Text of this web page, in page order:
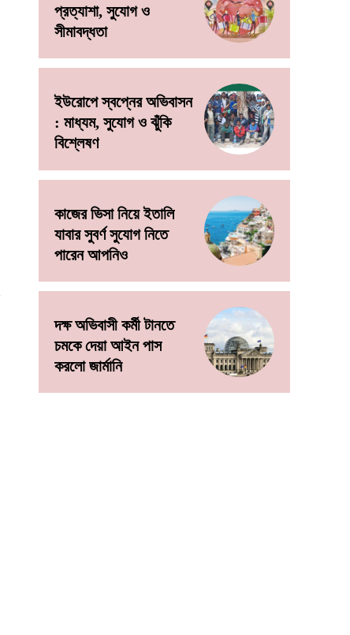
প্রত্যাশা, সুযোগ ও
সীমাবদ্ধতা
ইউরোপে স্বপ্নের অভিবাসন
: মাধ্যম, সুযোগ ও ঝুঁকি
বিশ্লেষণ
কাজের ভিসা নিয়ে ইতালি
যাবার সুবর্ণ সুযোগ নিতে
পারেন আপনিও
দক্ষ অভিবাসী কর্মী টানতে
চমকে দেয়া আইন পাস
করলো জার্মানি